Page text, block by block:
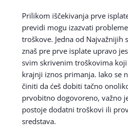
Prilikom iščekivanja prve
previdi mogu izazvati
troškove. Jedna od Najvažnijih
znaš pre prve isplate upravo
svim skrivenim troškovima
krajnji iznos primanja. Iako se
činiti da ćeš dobiti tačno
prvobitno dogovoreno, važno
postoje dodatni troškovi ili
sredstava.